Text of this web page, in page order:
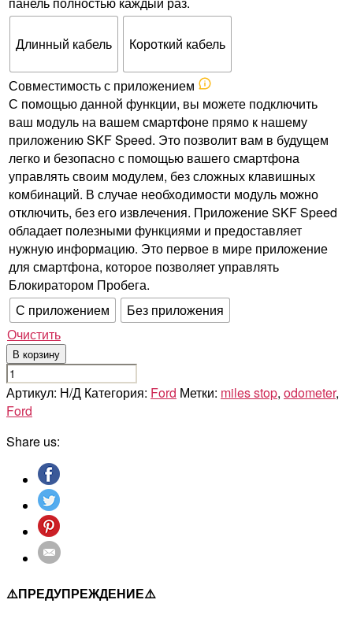
Длинный кабель Короткий кабель
Совместимость с приложением
С помощью данной функции, вы можете подключить
ваш модуль на вашем смартфоне прямо к нашему
приложению SKF Speed. Это позволит вам в будущем
легко и безопасно с помощью вашего смартфона
управлять своим модулем, без сложных клавишных
комбинаций. В случае необходимости модуль можно
отключить, без его извлечения. Приложение SKF Speed
обладает полезными функциями и предоставляет
нужную информацию. Это первое в мире приложение
для смартфона, которое позволяет управлять
Блокиратором Пробега.
С приложением
Без приложения
Очистить
В корзину
Количество
товара
FORD
(U553)
Артикул: Н/Д Категория: Ford Метки: miles stop, odometer,
Ford
Share us:
⚠️ПРЕДУПРЕЖДЕНИЕ⚠️